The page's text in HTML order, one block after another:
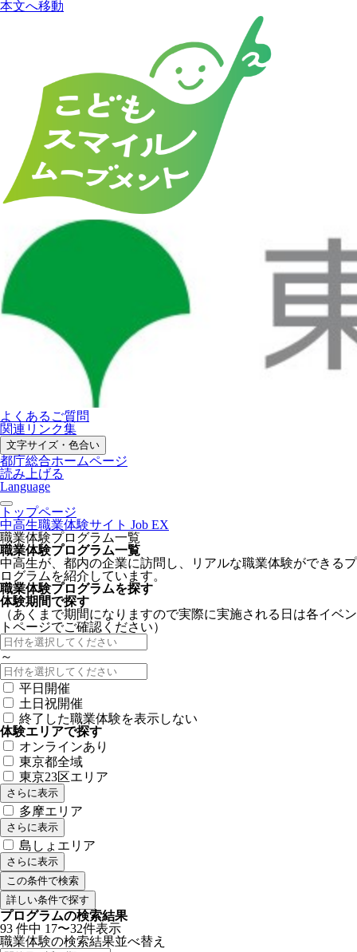
本文へ移動
よくあるご質問
関連リンク集
文字サイズ・色合い
都庁総合ホームページ
読み上げる
Language
トップページ
中高生職業体験サイト Job EX
職業体験プログラム一覧
職業体験プログラム一覧
中高生が、都内の企業に訪問し、リアルな職業体験ができるプ
ログラムを紹介しています。
職業体験プログラムを探す
体験期間で探す
（あくまで期間になりますので実際に実施される日は各イベン
トページでご確認ください）
～
平日開催
土日祝開催
終了した職業体験を表示しない
体験エリアで探す
オンラインあり
東京都全域
東京23区エリア
さらに表示
多摩エリア
さらに表示
島しょエリア
さらに表示
詳しい条件で探す
プログラムの検索結果
93 件中 17〜32件表示
職業体験の検索結果並べ替え